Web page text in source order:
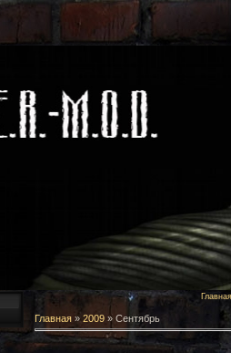
Главная
Главная » 2009 » Сентябрь